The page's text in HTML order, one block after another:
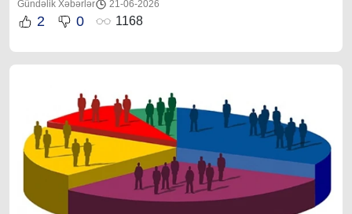
Gündəlik Xəbərlər 21-06-2026
2 0 1168